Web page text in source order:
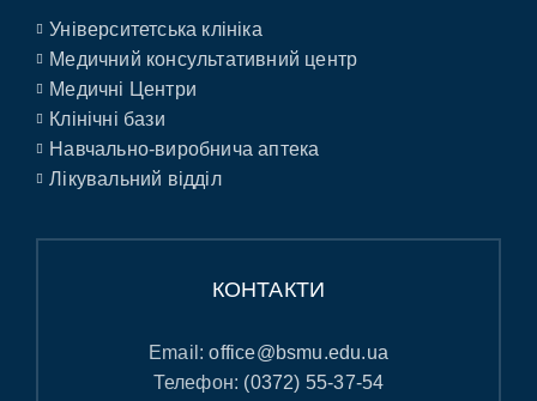
Університетська клініка
Медичний консультативний центр
Медичні Центри
Клінічні бази
Навчально-виробнича аптека
Лікувальний відділ
КОНТАКТИ
Email:office@bsmu.edu.ua
Телефон: (0372) 55-37-54